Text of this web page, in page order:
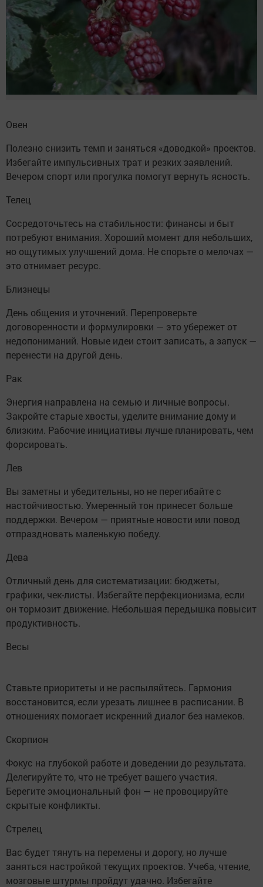
Овен
Полезно снизить темп и заняться «доводкой» проектов.
Избегайте импульсивных трат и резких заявлений.
Вечером спорт или прогулка помогут вернуть ясность.
Телец
Сосредоточьтесь на стабильности: финансы и быт
потребуют внимания. Хороший момент для небольших,
но ощутимых улучшений дома. Не спорьте о мелочах —
это отнимает ресурс.
Близнецы
День общения и уточнений. Перепроверьте
договоренности и формулировки — это убережет от
недопониманий. Новые идеи стоит записать, а запуск —
перенести на другой день.
Рак
Энергия направлена на семью и личные вопросы.
Закройте старые хвосты, уделите внимание дому и
близким. Рабочие инициативы лучше планировать, чем
форсировать.
Лев
Вы заметны и убедительны, но не перегибайте с
настойчивостью. Умеренный тон принесет больше
поддержки. Вечером — приятные новости или повод
отпраздновать маленькую победу.
Дева
Отличный день для систематизации: бюджеты,
графики, чек-листы. Избегайте перфекционизма, если
он тормозит движение. Небольшая передышка повысит
продуктивность.
Весы
Ставьте приоритеты и не распыляйтесь. Гармония
восстановится, если урезать лишнее в расписании. В
отношениях помогает искренний диалог без намеков.
Скорпион
Фокус на глубокой работе и доведении до результата.
Делегируйте то, что не требует вашего участия.
Берегите эмоциональный фон — не провоцируйте
скрытые конфликты.
Стрелец
Вас будет тянуть на перемены и дорогу, но лучше
заняться настройкой текущих проектов. Учеба, чтение,
мозговые штурмы пройдут удачно. Избегайте